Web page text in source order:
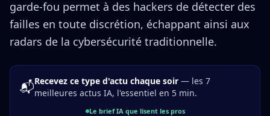
garde-fou permet à des hackers de détecter des
failles en toute discrétion, échappant ainsi aux
radars de la cybersécurité traditionnelle.
📬Recevez ce type d'actu chaque soir — les 7
meilleures actus IA, l'essentiel en 5 min.
Le brief IA que lisent les pros